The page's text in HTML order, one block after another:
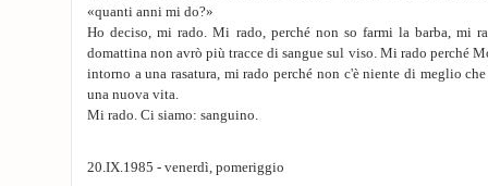
«quanti anni mi do?»
Ho deciso, mi rado. Mi rado, perché non so farmi la barba, mi
domattina non avrò più tracce di sangue sul viso. Mi rado perché
intorno a una rasatura, mi rado perché non c'è niente di meglio
una nuova vita.
Mi rado. Ci siamo: sanguino.
20.IX.1985 - venerdì, pomeriggio